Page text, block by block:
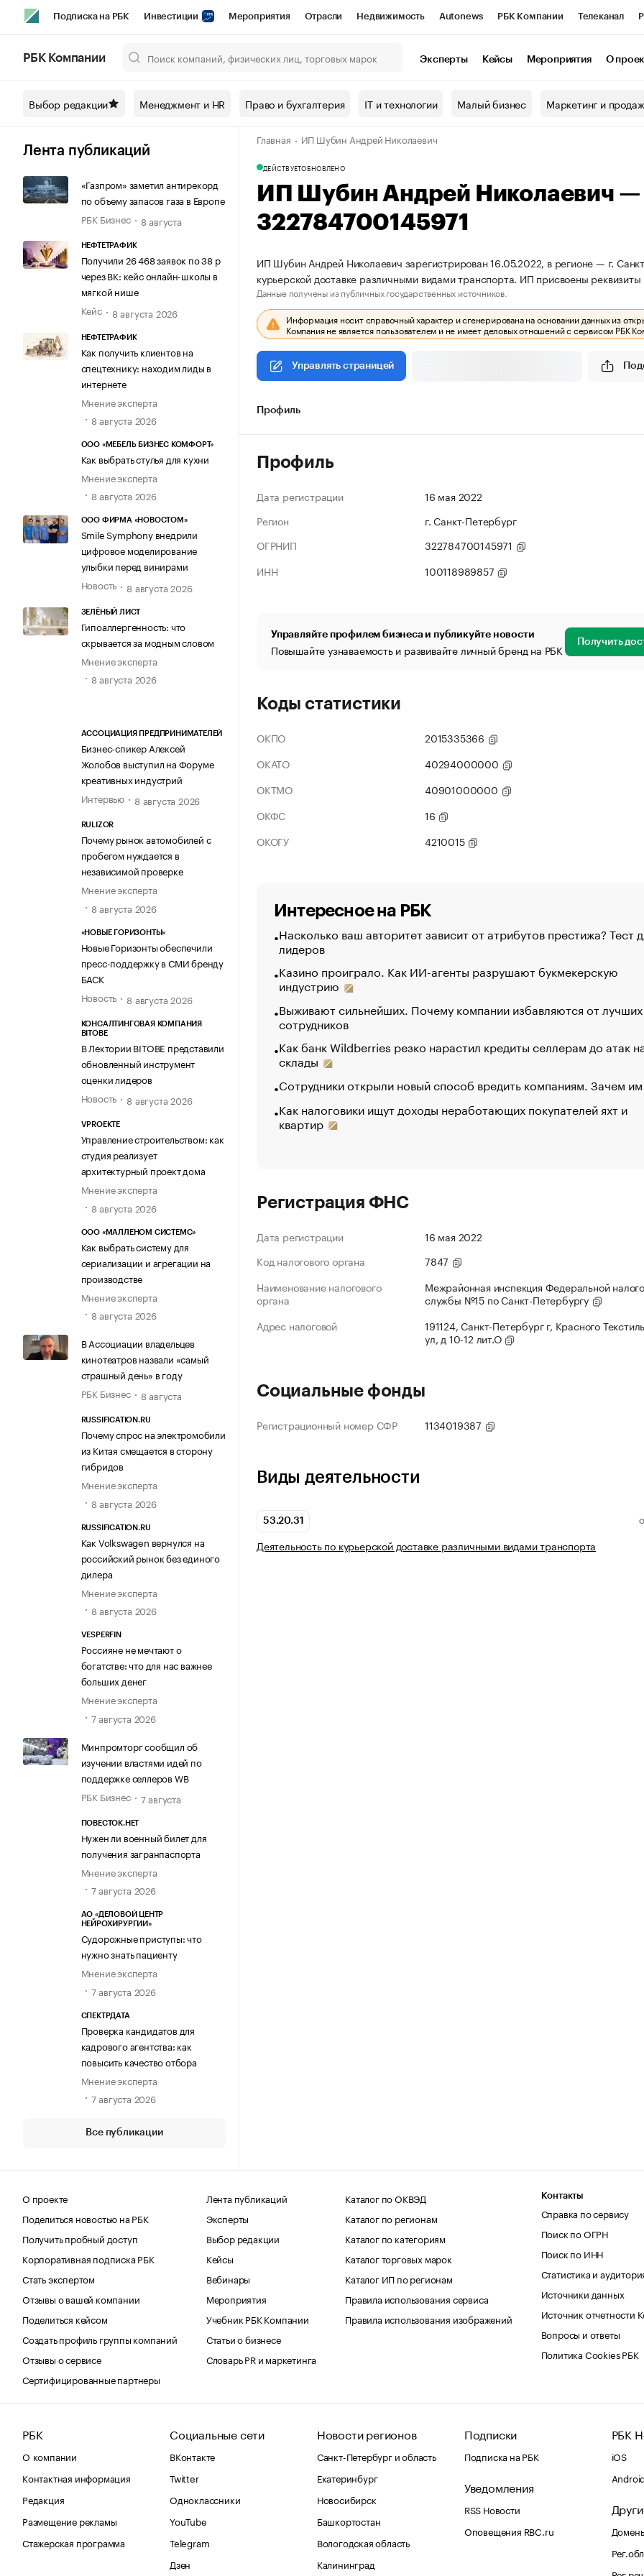
Подписка на РБК Инвестиции Мероприятия Отрасли Недвижимость Autonews РБК Компании Телеканал
Спецпроекты СПб Конференции СПб Спецпроекты Проверка контрагентов
Технологии и медиа Рынок наличной валюты
РБК Компании Эксперты Кейсы Мероприятия О
Выбор редакции Менеджмент и HR Право и бухгалтерия IT и технологии Малый бизнес Маркетинг и
Лента публикаций
«Газпром» заметил антирекорд
по объему запасов газа в Европе
РБК Бизнес
8 августа
НЕФТЕТРАФИК
Получили 26 468 заявок по 38 р
через ВК: кейс онлайн-школы в
мягкой нише
Кейс
8 августа 2026
НЕФТЕТРАФИК
Как получить клиентов на
спецтехнику: находим лиды в
интернете
Мнение эксперта
8 августа 2026
ООО «МЕБЕЛЬ БИЗНЕС КОМФОРТ»
Как выбрать стулья для кухни
Мнение эксперта
8 августа 2026
ООО ФИРМА «НОВОСТОМ»
Smile Symphony внедрили
цифровое моделирование
улыбки перед винирами
Новость
8 августа 2026
ЗЕЛЁНЫЙ ЛИСТ
Гипоаллергенность: что
скрывается за модным словом
Мнение эксперта
8 августа 2026
АССОЦИАЦИЯ ПРЕДПРИНИМАТЕЛЕЙ
Бизнес-спикер Алексей
Жолобов выступил на Форуме
креативных индустрий
Интервью
8 августа 2026
RULIZOR
Почему рынок автомобилей с
пробегом нуждается в
независимой проверке
Мнение эксперта
8 августа 2026
«НОВЫЕ ГОРИЗОНТЫ»
Новые Горизонты обеспечили
пресс-поддержку в СМИ бренду
БАСК
Новость
8 августа 2026
КОНСАЛТИНГОВАЯ КОМПАНИЯ
BITOBE
В Лектории BITOBE представили
обновленный инструмент
оценки лидеров
Новость
8 августа 2026
VPROEKTE
Управление строительством: как
студия реализует
архитектурный проект дома
Мнение эксперта
8 августа 2026
ООО «МАЛЛЕНОМ СИСТЕМС»
Как выбрать систему для
сериализации и агрегации на
производстве
Мнение эксперта
8 августа 2026
В Ассоциации владельцев
кинотеатров назвали «самый
страшный день» в году
РБК Бизнес
8 августа
RUSSIFICATION.RU
Почему спрос на электромобили
из Китая смещается в сторону
гибридов
Мнение эксперта
8 августа 2026
RUSSIFICATION.RU
Как Volkswagen вернулся на
российский рынок без единого
дилера
Мнение эксперта
8 августа 2026
VESPERFIN
Россияне не мечтают о
богатстве: что для нас важнее
больших денег
Мнение эксперта
7 августа 2026
Минпромторг сообщил об
изучении властями идей по
поддержке селлеров WB
РБК Бизнес
7 августа
ПОВЕСТОК.НЕТ
Нужен ли военный билет для
получения загранпаспорта
Мнение эксперта
7 августа 2026
АО «ДЕЛОВОЙ ЦЕНТР
НЕЙРОХИРУРГИИ»
Судорожные приступы: что
нужно знать пациенту
Мнение эксперта
7 августа 2026
СПЕКТРДАТА
Проверка кандидатов для
кадрового агентства: как
повысить качество отбора
Мнение эксперта
7 августа 2026
Все публикации
Главная ИП Шубин Андрей Николаевич
ДЕЙСТВУЕТОБНОВЛЕНО
ИП Шубин Андрей Николаевич
322784700145971
ИП Шубин Андрей Николаевич зарегистрирован 16.05.2022, в регионе — г.
курьерской доставке различными видами транспорта. ИП присвоены
Данные получены из публичных государственных источников.
Информация носит справочный характер и сгенерирована на основании данных из
Компания не является пользователем и не имеет деловых отношений с сервисом РБК
Управлять страницей
Профиль
Профиль
Дата регистрации
16 мая 2022
Регион
г. Санкт-Петербург
ОГРНИП
322784700145971
ИНН
100118989857
Управляйте профилем бизнеса и публикуйте новости
Повышайте узнаваемость и развивайте личный бренд на РБК Получить
Коды статистики
ОКПО
2015335366
ОКАТО
40294000000
ОКТМО
40901000000
ОКФС
16
ОКОГУ
4210015
Интересное на РБК
Насколько ваш авторитет зависит от атрибутов престижа? Тест
лидеров
Казино проиграло. Как ИИ-агенты разрушают букмекерскую
индустрию
Выживают сильнейших. Почему компании избавляются от лучших
сотрудников
Как банк Wildberries резко нарастил кредиты селлерам до атак
склады
Сотрудники открыли новый способ вредить компаниям. Зачем
Как налоговики ищут доходы неработающих покупателей яхт и
квартир
Регистрация ФНС
Дата регистрации
16 мая 2022
Код налогового органа
7847
Наименование налогового
органа
Межрайонная инспекция Федеральной
службы №15 по Санкт-Петербургу
Адрес налоговой
191124, Санкт-Петербург г, Красного
ул, д 10-12 лит.О
Социальные фонды
Регистрационный номер СФР 1134019387
Виды деятельности
53.20.31
Деятельность по курьерской доставке различными видами транспорта
О проекте
Поделиться новостью на РБК
Получить пробный доступ
Корпоративная подписка РБК
Стать экспертом
Отзывы о вашей компании
Поделиться кейсом
Создать профиль группы компаний
Отзывы о сервисе
Сертифицированные партнеры
Лента публикаций
Эксперты
Выбор редакции
Кейсы
Вебинары
Мероприятия
Учебник РБК Компании
Статьи о бизнесе
Словарь PR и маркетинга
Каталог по ОКВЭД
Каталог по регионам
Каталог по категориям
Каталог торговых марок
Каталог ИП по регионам
Правила использования сервиса
Правила использования изображений
Контакты
Справка по сервису
Поиск по ОГРН
Поиск по ИНН
Статистика и
Источники данных
Источник отчетности
Вопросы и ответы
Политика Cookies РБК
РБК
О компании
Контактная информация
Редакция
Размещение рекламы
Стажерская программа
Социальные сети
ВКонтакте
Twitter
Одноклассники
YouTube
Telegram
Дзен
Новости регионов
Санкт-Петербург и область
Екатеринбург
Новосибирск
Башкортостан
Вологодская область
Калининград
Подписки
Подписка на РБК
Уведомления
RSS Новости
Оповещения RBC.ru
РБК
iOS